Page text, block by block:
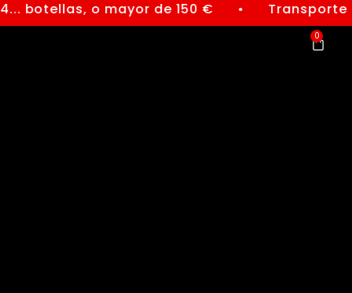
botellas, o mayor de 150 € ● Transporte
0